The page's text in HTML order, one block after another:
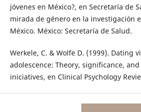
jóvenes en México?, en Secretaría de
mirada de género en la investigación
México. México: Secretaría de Salud.
Werkele, C. & Wolfe D. (1999). Dating
adolescence: Theory, significance,
iniciatives, en Clinical Psychology